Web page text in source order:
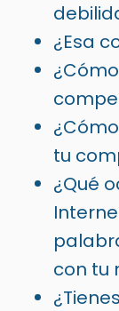
¿Esa
tu
¿Qué
con tu